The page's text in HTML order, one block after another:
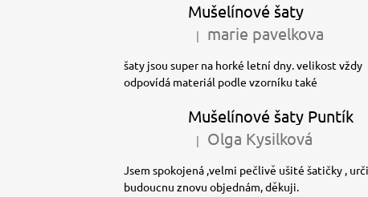
Mušelínové šaty
Hodnocení produktu je 5 z 5
| marie pavelkova
šaty jsou super na horké letní dny. velikost vždy
odpovídá materiál podle vzorníku také
Mušelínové šaty Puntík
Hodnocení produktu je 5 z 5
| Olga Kysilková
Jsem spokojená ,velmi pečlivě ušité šatičky ,
budoucnu znovu objednám, děkuji.